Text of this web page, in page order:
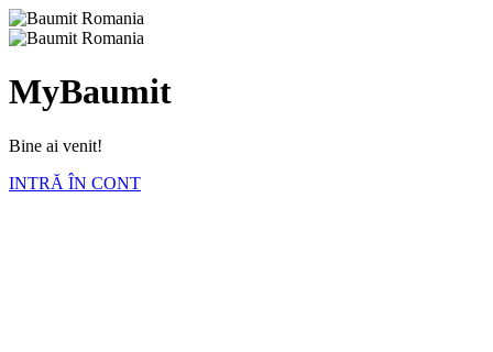
MyBaumit
Bine ai venit!
INTRĂ ÎN CONT